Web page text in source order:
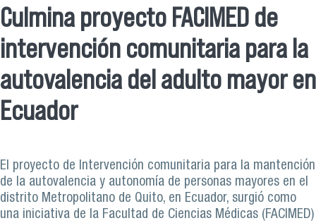
Culmina proyecto FACIMED de
intervención comunitaria para la
autovalencia del adulto mayor en
Ecuador
El proyecto de Intervención comunitaria para la mantención
de la autovalencia y autonomía de personas mayores en el
distrito Metropolitano de Quito, en Ecuador, surgió como
una iniciativa de la Facultad de Ciencias Médicas (FACIMED)